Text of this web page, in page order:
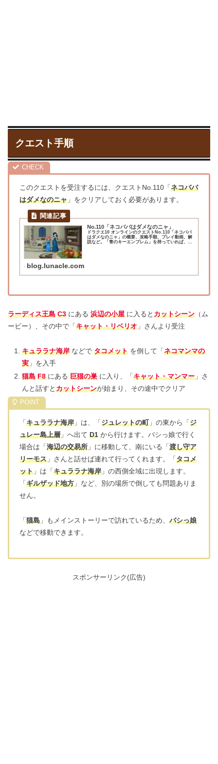
クエスト手順
このクエストを受注するには、クエストNo.110「ネコババ
はダメなのニャ 」をクリアしておく必要があります。
No.110「ネコババはダメなのニャ」
ドラクエ10 オンラインのクエストNo.110「ネコババ
はダメなのニャ」の概要、攻略手順、プレイ動画、解
説など。「青のキーエンブレム」を持っていれば、ジ
blog.lunacle.com
ラーディス王島 C3 にある 浜辺の小屋 に入るとカットシーン （ム
ービー）、その中で「キャット・リベリオ 」さんより受注
キュララナ海岸などで タコメットを倒して「ネコマンマの
実」を入手
猫島 F8にある 巨猫の巣に入り、「キャット・マンマー」さ
んと話すとカットシーンが始まり、その途中でクリア
「キュララナ海岸 」は、「ジュレットの町」の東から「ジ
ュレー島上層 」へ出て D1 から行けます。バシっ娘で行く
場合は「海辺の交易所 」に移動して、南にいる「渡し守ア
リーモス 」さんと話せば連れて行ってくれます。「タコメ
ット 」は「キュララナ海岸 」の西側全域に出現します。
「ギルザッド地方 」など、別の場所で倒しても問題ありま
せん。
「猫島 」もメインストーリーで訪れているため、 バシっ娘
などで移動できます。
スポンサーリンク(広告)